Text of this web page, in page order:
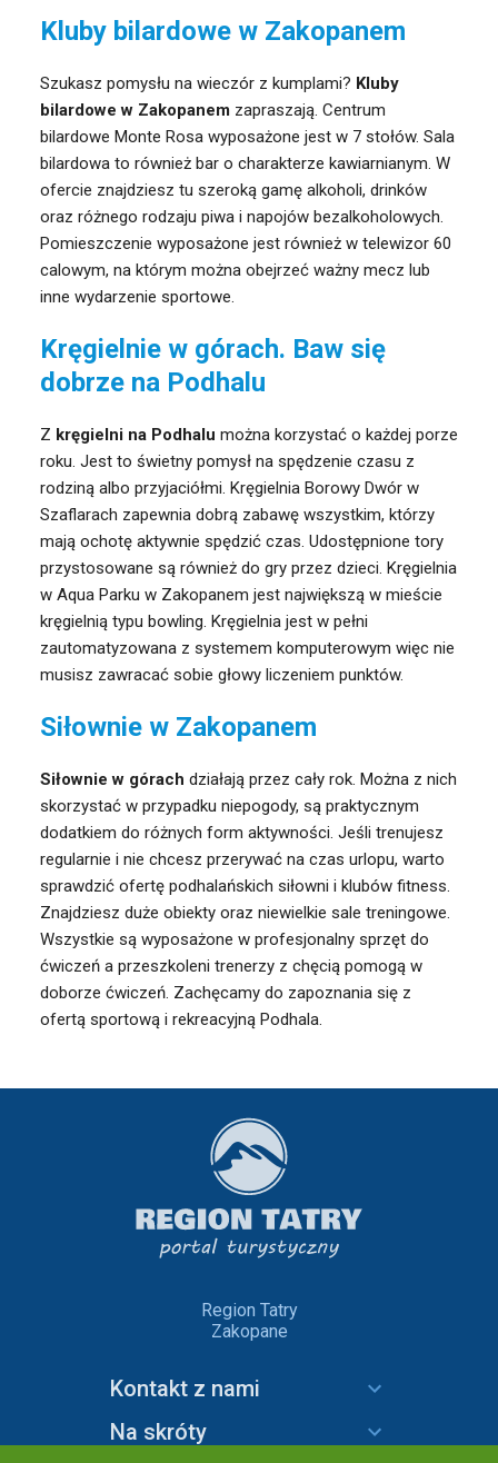
Kluby bilardowe w Zakopanem
Szukasz pomysłu na wieczór z kumplami? Kluby
bilardowe w Zakopanem zapraszają. Centrum
bilardowe Monte Rosa wyposażone jest w 7 stołów. Sala
bilardowa to również bar o charakterze kawiarnianym. W
ofercie znajdziesz tu szeroką gamę alkoholi, drinków
oraz różnego rodzaju piwa i napojów bezalkoholowych.
Pomieszczenie wyposażone jest również w telewizor 60
calowym, na którym można obejrzeć ważny mecz lub
inne wydarzenie sportowe.
Kręgielnie w górach. Baw się
dobrze na Podhalu
Z kręgielni na Podhalu można korzystać o każdej porze
roku. Jest to świetny pomysł na spędzenie czasu z
rodziną albo przyjaciółmi. Kręgielnia Borowy Dwór w
Szaflarach zapewnia dobrą zabawę wszystkim, którzy
mają ochotę aktywnie spędzić czas. Udostępnione tory
przystosowane są również do gry przez dzieci. Kręgielnia
w Aqua Parku w Zakopanem jest największą w mieście
kręgielnią typu bowling. Kręgielnia jest w pełni
zautomatyzowana z systemem komputerowym więc nie
musisz zawracać sobie głowy liczeniem punktów.
Siłownie w Zakopanem
Siłownie w górach działają przez cały rok. Można z nich
skorzystać w przypadku niepogody, są praktycznym
dodatkiem do różnych form aktywności. Jeśli trenujesz
regularnie i nie chcesz przerywać na czas urlopu, warto
sprawdzić ofertę podhalańskich siłowni i klubów fitness.
Znajdziesz duże obiekty oraz niewielkie sale treningowe.
Wszystkie są wyposażone w profesjonalny sprzęt do
ćwiczeń a przeszkoleni trenerzy z chęcią pomogą w
doborze ćwiczeń. Zachęcamy do zapoznania się z
ofertą sportową i rekreacyjną Podhala.
Region Tatry
Zakopane
Kontakt z nami
Na skróty